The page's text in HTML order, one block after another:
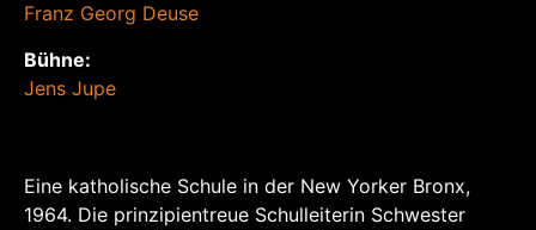
Franz Georg Deuse
Bühne:
Jens Jupe
Eine katholische Schule in der New Yorker Bronx,
1964. Die prinzipientreue Schulleiterin Schwester